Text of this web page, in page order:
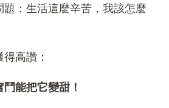
：生活這麼辛苦，我該怎麼
高讚：
能把它變甜！